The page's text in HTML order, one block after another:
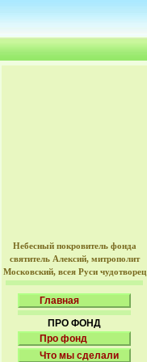
Небесный покровитель фонда
святитель Алексий, митрополит
Московский, всея Руси чудотворец
Главная
ПРО ФОНД
Про фонд
Что мы сделали